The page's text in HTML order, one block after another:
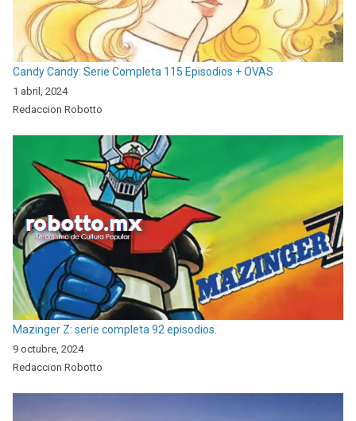
Candy Candy: Serie Completa 115 Episodios + OVAS
1 abril, 2024
Redaccion Robotto
Mazinger Z: serie completa 92 episodios.
9 octubre, 2024
Redaccion Robotto